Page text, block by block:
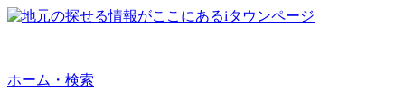
ホーム・検索